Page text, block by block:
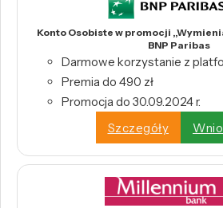
Konto Osobiste w promocji
BNP Paribas
Darmowe korzystanie z
Premia do 490 zł
Promocja do 30.09.2024 r.
Szczegóły